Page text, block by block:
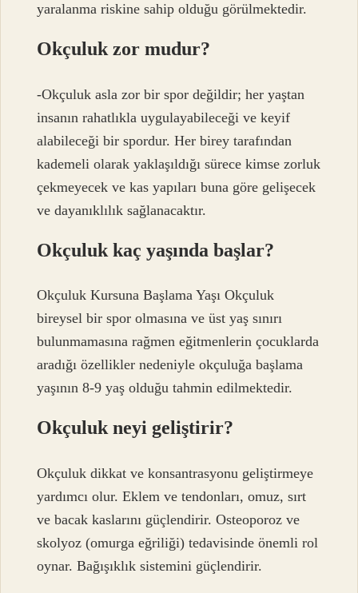
yaralanma riskine sahip olduğu görülmektedir.
Okçuluk zor mudur?
-Okçuluk asla zor bir spor değildir; her yaştan
insanın rahatlıkla uygulayabileceği ve keyif
alabileceği bir spordur. Her birey tarafından
kademeli olarak yaklaşıldığı sürece kimse zorluk
çekmeyecek ve kas yapıları buna göre gelişecek
ve dayanıklılık sağlanacaktır.
Okçuluk kaç yaşında başlar?
Okçuluk Kursuna Başlama Yaşı Okçuluk
bireysel bir spor olmasına ve üst yaş sınırı
bulunmamasına rağmen eğitmenlerin çocuklarda
aradığı özellikler nedeniyle okçuluğa başlama
yaşının 8-9 yaş olduğu tahmin edilmektedir.
Okçuluk neyi geliştirir?
Okçuluk dikkat ve konsantrasyonu geliştirmeye
yardımcı olur. Eklem ve tendonları, omuz, sırt
ve bacak kaslarını güçlendirir. Osteoporoz ve
skolyoz (omurga eğriliği) tedavisinde önemli rol
oynar. Bağışıklık sistemini güçlendirir.